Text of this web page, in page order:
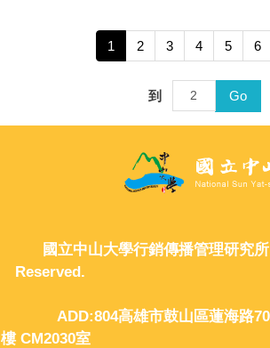
1 2 3 4 5 6
到 Go
國立中山大學行銷傳播管理研究
ADD:804高雄市鼓山區蓮海路70
樓